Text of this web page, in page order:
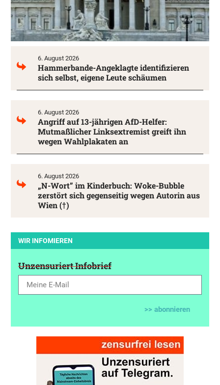
6. August 2026
Hammerbande-Angeklagte identifizieren
sich selbst, eigene Leute schäumen
6. August 2026
Angriff auf 13-jährigen AfD-Helfer:
Mutmaßlicher Linksextremist greift ihn
wegen Wahlplakaten an
6. August 2026
„N-Wort” im Kinderbuch: Woke-Bubble
zerstört sich gegenseitig wegen Autorin aus
Wien (†)
WIR INFOMIEREN
Unzensuriert Infobrief
>> abonnieren